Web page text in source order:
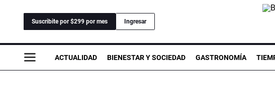
Suscribite por $299 por mes Ingresar
ACTUALIDAD BIENESTAR Y SOCIEDAD GASTRONOMÍA